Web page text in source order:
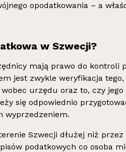
opodatkowania – a
w Szwecji?
mają prawo do kontroli
jest zwykle weryfikacja
urzędu oraz to, czy jego
się odpowiednio
wyprzedzeniem.
Szwecji dłużej niż przez
podatkowych co osoba